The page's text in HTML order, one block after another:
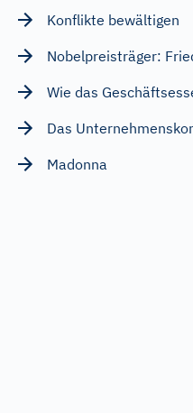
Konflikte bewältigen
Nobelpreisträger:
Wie das
Das
Madonna